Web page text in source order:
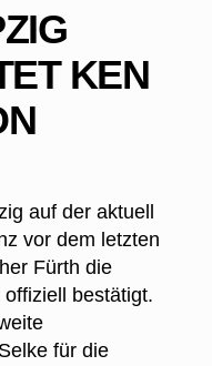
KEN
auf der aktuell
vor dem letzten
Fürth die
bestätigt.
für die